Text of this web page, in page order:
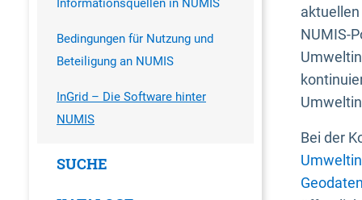
Informationsquellen in NUMIS
Bedingungen für Nutzung und
Beteiligung an NUMIS
InGrid – Die Software hinter
NUMIS
SUCHE
NUMIS-
Bei der